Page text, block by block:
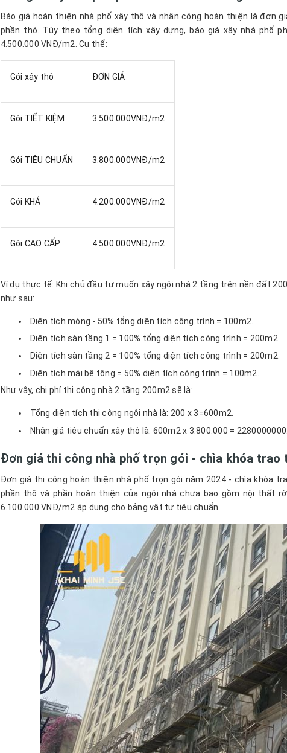
Báo giá hoàn thiện nhà phố xây thô và nhân công hoàn thiện là đơn
phần thô. Tùy theo tổng diện tích xây dựng, báo giá xây nhà phố
4.500.000 VNĐ/m2. Cụ thể:
Gói xây thô ĐƠN GIÁ
Gói TIẾT KIỆM 3.500.000VNĐ/m2
Gói TIÊU CHUẨN 3.800.000VNĐ/m2
Gói KHÁ 4.200.000VNĐ/m2
Gói CAO CẤP 4.500.000VNĐ/m2
Ví dụ thực tế: Khi chủ đầu tư muốn xây ngôi nhà 2 tầng trên nền đất
như sau:
Diện tích móng - 50% tổng diện tích công trình = 100m2.
Diện tích sàn tầng 1 = 100% tổng diện tích công trình = 200m2.
Diện tích sàn tầng 2 = 100% tổng diện tích công trình = 200m2.
Diện tích mái bê tông = 50% diện tích công trình = 100m2.
Như vậy, chi phí thi công nhà 2 tầng 200m2 sẽ là:
Tổng diện tích thi công ngôi nhà là: 200 x 3=600m2.
Nhân giá tiêu chuẩn xây thô là: 600m2 x 3.800.000 = 2280000000.
Đơn giá thi công nhà phố trọn gói - chìa khóa trao
Đơn giá thi công hoàn thiện nhà phố trọn gói năm 2024 - chìa khóa
phần thô và phần hoàn thiện của ngôi nhà chưa bao gồm nội thất
6.100.000 VNĐ/m2 áp dụng cho bảng vật tư tiêu chuẩn.